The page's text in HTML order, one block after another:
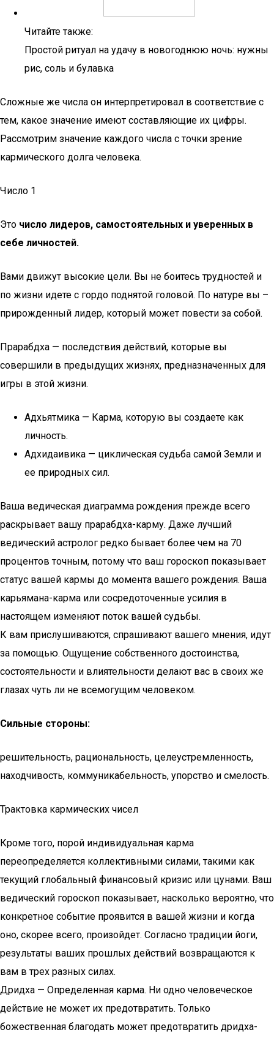
Читайте также:
Простой ритуал на удачу в новогоднюю ночь: нужны
рис, соль и булавка
Сложные же числа он интерпретировал в соответствие с
тем, какое значение имеют составляющие их цифры.
Рассмотрим значение каждого числа с точки зрение
кармического долга человека.
Число 1
Это число лидеров, самостоятельных и уверенных в
себе личностей.
Вами движут высокие цели. Вы не боитесь трудностей и
по жизни идете с гордо поднятой головой. По натуре вы –
прирожденный лидер, который может повести за собой.
Прарабдха — последствия действий, которые вы
совершили в предыдущих жизнях, предназначенных для
игры в этой жизни.
Адхьятмика — Карма, которую вы создаете как
личность.
Адхидаивика — циклическая судьба самой Земли и
ее природных сил.
Ваша ведическая диаграмма рождения прежде всего
раскрывает вашу прарабдха-карму. Даже лучший
ведический астролог редко бывает более чем на 70
процентов точным, потому что ваш гороскоп показывает
статус вашей кармы до момента вашего рождения. Ваша
карьямана-карма или сосредоточенные усилия в
настоящем изменяют поток вашей судьбы.
К вам прислушиваются, спрашивают вашего мнения, идут
за помощью. Ощущение собственного достоинства,
состоятельности и влиятельности делают вас в своих же
глазах чуть ли не всемогущим человеком.
Сильные стороны:
решительность, рациональность, целеустремленность,
находчивость, коммуникабельность, упорство и смелость.
Трактовка кармических чисел
Кроме того, порой индивидуальная карма
переопределяется коллективными силами, такими как
текущий глобальный финансовый кризис или цунами. Ваш
ведический гороскоп показывает, насколько вероятно, что
конкретное событие проявится в вашей жизни и когда
оно, скорее всего, произойдет. Согласно традиции йоги,
результаты ваших прошлых действий возвращаются к
вам в трех разных силах.
Дридха — Определенная карма. Ни одно человеческое
действие не может их предотвратить. Только
божественная благодать может предотвратить дридха-